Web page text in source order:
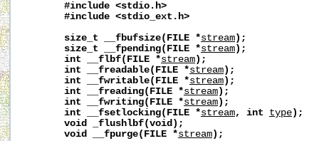
#include <stdio.h>
#include <stdio_ext.h>
size_t
__fbufsize(FILE *stream );
size_t
__fpending(FILE *stream );
int
__flbf(FILE *stream );
int
__freadable(FILE *stream );
int
__fwritable(FILE *stream );
int
__freading(FILE *stream );
int
__fwriting(FILE *stream );
int
__fsetlocking(FILE *stream, int type );
void
_flushlbf(void);
void
__fpurge(FILE *stream );